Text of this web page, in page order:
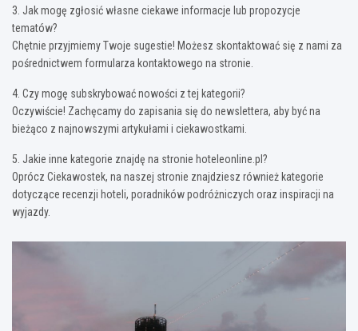
3. Jak mogę zgłosić własne ciekawe informacje lub propozycje
tematów?
Chętnie przyjmiemy Twoje sugestie! Możesz skontaktować się z nami za
pośrednictwem formularza kontaktowego na stronie.
4. Czy mogę subskrybować nowości z tej kategorii?
Oczywiście! Zachęcamy do zapisania się do newslettera, aby być na
bieżąco z najnowszymi artykułami i ciekawostkami.
5. Jakie inne kategorie znajdę na stronie hoteleonline.pl?
Oprócz Ciekawostek, na naszej stronie znajdziesz również kategorie
dotyczące recenzji hoteli, poradników podróżniczych oraz inspiracji na
wyjazdy.